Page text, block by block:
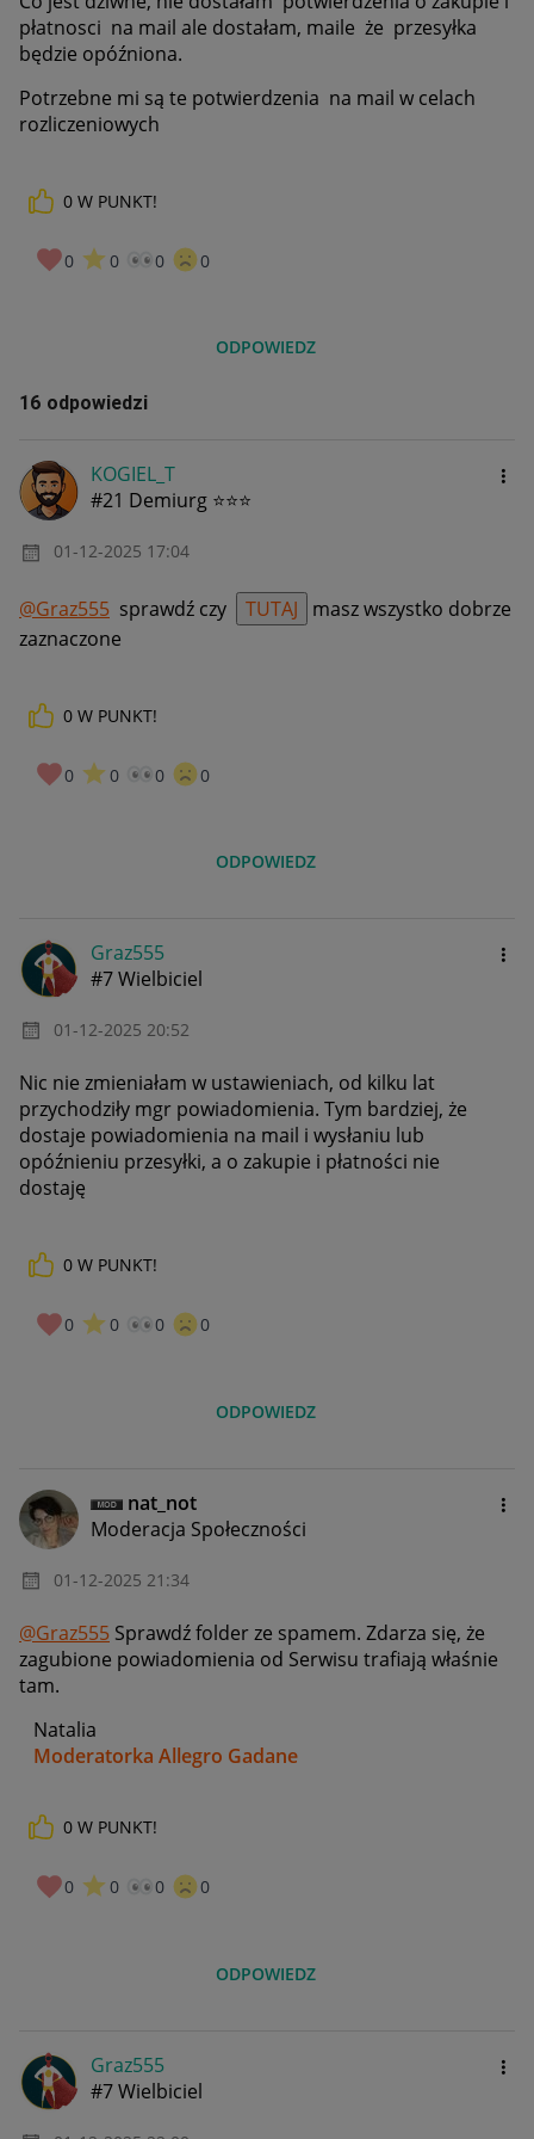
płatnosci na mail ale dostałam, maile że przesyłka
będzie opóźniona.
Potrzebne mi są te potwierdzenia na mail w celach
rozliczeniowych
0 W PUNKT!
0 0 0 0
ODPOWIEDZ
16 odpowiedzi
KOGIEL_T
#21 Demiurg ⭐⭐⭐
‎01-12-2025 17:04
@Graz555 sprawdź czy TUTAJ
masz wszystko dobrze
zaznaczone
0 W PUNKT!
0 0 0 0
ODPOWIEDZ
Graz555
#7 Wielbiciel
‎01-12-2025 20:52
Nic nie zmieniałam w ustawieniach, od kilku lat
przychodziły mgr powiadomienia. Tym bardziej, że
dostaje powiadomienia na mail i wysłaniu lub
opóźnieniu przesyłki, a o zakupie i płatności nie
dostaję
0 W PUNKT!
0 0 0 0
ODPOWIEDZ
nat_not
Moderacja Społeczności
‎01-12-2025 21:34
@Graz555 Sprawdź folder ze spamem. Zdarza się, że
zagubione powiadomienia od Serwisu trafiają właśnie
tam.
Natalia
Moderatorka Allegro Gadane
0 W PUNKT!
0 0 0 0
ODPOWIEDZ
Graz555
#7 Wielbiciel